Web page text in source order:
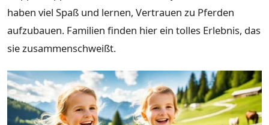
haben viel Spaß und lernen, Vertrauen zu Pferden
aufzubauen. Familien finden hier ein tolles Erlebnis, das
sie zusammenschweißt.